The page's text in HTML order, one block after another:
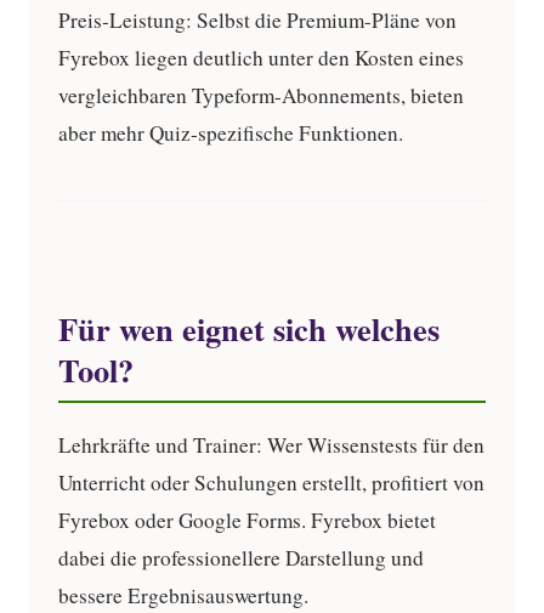
Preis-Leistung: Selbst die Premium-Pläne von
Fyrebox liegen deutlich unter den Kosten eines
vergleichbaren Typeform-Abonnements, bieten
aber mehr Quiz-spezifische Funktionen.
Für wen eignet sich welches
Tool?
Lehrkräfte und Trainer: Wer Wissenstests für den
Unterricht oder Schulungen erstellt, profitiert von
Fyrebox oder Google Forms. Fyrebox bietet
dabei die professionellere Darstellung und
bessere Ergebnisauswertung.